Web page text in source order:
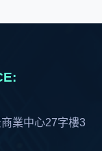
業中心27字樓3